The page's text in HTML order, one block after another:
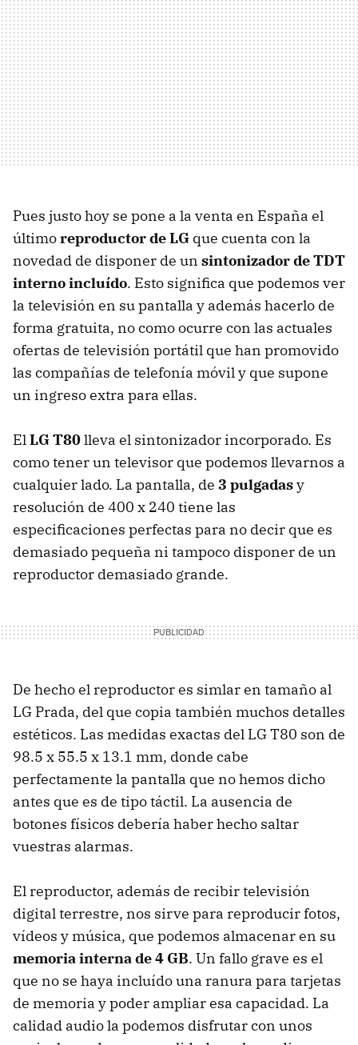
Pues justo hoy se pone a la venta en España el
últimoreproductor de LG que cuenta con la
novedad de disponer de un sintonizador de TDT
interno incluído. Esto significa que podemos ver
la televisión en su pantalla y además hacerlo de
forma gratuita, no como ocurre con las actuales
ofertas de televisión portátil que han promovido
las compañías de telefonía móvil y que supone
un ingreso extra para ellas.
ElLG T80lleva el sintonizador incorporado. Es
como tener un televisor que podemos llevarnos a
cualquier lado. La pantalla, de 3 pulgadasy
resolución de 400 x 240 tiene las
especificaciones perfectas para no decir que es
demasiado pequeña ni tampoco disponer de un
reproductor demasiado grande.
De hecho el reproductor es simlar en tamaño al
LG Prada, del que copia también muchos detalles
estéticos. Las medidas exactas del LG T80 son de
98.5 x 55.5 x 13.1 mm, donde cabe
perfectamente la pantalla que no hemos dicho
antes que es de tipo táctil. La ausencia de
botones físicos debería haber hecho saltar
vuestras alarmas.
El reproductor, además de recibir televisión
digital terrestre, nos sirve para reproducir fotos,
vídeos y música, que podemos almacenar en su
memoria interna de 4 GB. Un fallo grave es el
que no se haya incluído una ranura para tarjetas
de memoria y poder ampliar esa capacidad. La
calidad audio la podemos disfrutar con unos